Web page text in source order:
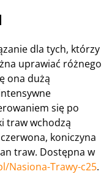
dla tych, którzy
uprawiać różnego
ona dużą
się po
traw wchodzą
koniczyna
traw. Dostępna w
Nasiona-Trawy-c25.